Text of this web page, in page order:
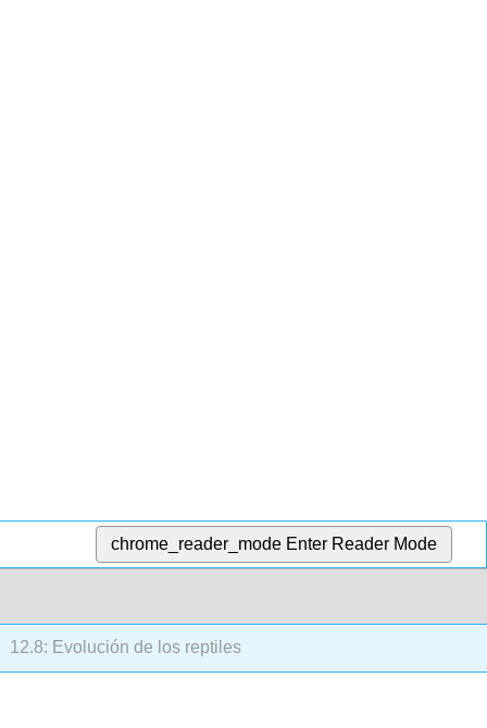
chrome_reader_mode Enter Reader Mode
12.8: Evolución de los reptiles